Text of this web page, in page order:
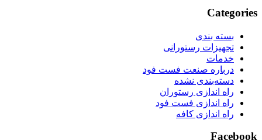
بسته بندی
تجهیزات رستورانی
خدمات
درباره صنعت فست فود
دسته‌بندی نشده
راه اندازی رستوران
راه اندازی فست فود
راه اندازی کافه